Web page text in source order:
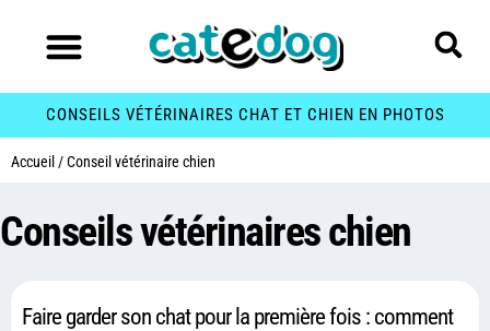
CONSEILS VÉTÉRINAIRES CHAT ET CHIEN EN PHOTOS
Accueil /Conseil vétérinaire chien
Conseils vétérinaires chien
Faire garder son chat pour la première fois : comment